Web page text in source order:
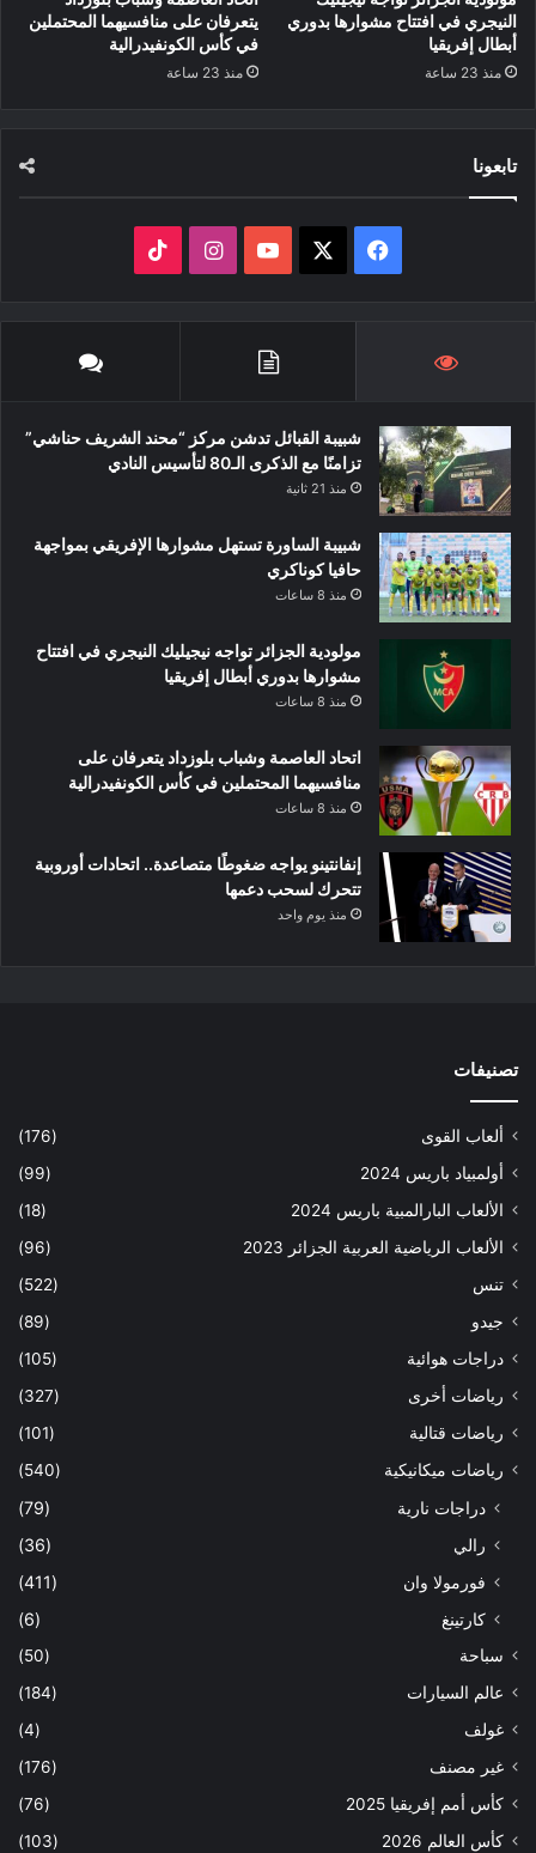
النيجري في افتتاح مشوارها بدوري
أبطال إفريقيا
منذ 23 ساعة
يتعرفان على منافسيهما المحتملين
في كأس الكونفيدرالية
منذ 23 ساعة
تابعونا
فيسبوك ‫YouTubeانستقرام
شبيبة القبائل تدشن مركز “محند الشريف حناشي”
تزامنًا مع الذكرى الـ80 لتأسيس النادي
منذ 21 ثانية
شبيبة الساورة تستهل مشوارها الإفريقي بمواجهة
حافيا كوناكري
منذ 8 ساعات
مولودية الجزائر تواجه نيجيليك النيجري في افتتاح
مشوارها بدوري أبطال إفريقيا
منذ 8 ساعات
اتحاد العاصمة وشباب بلوزداد يتعرفان على
منافسيهما المحتملين في كأس الكونفيدرالية
منذ 8 ساعات
إنفانتينو يواجه ضغوطًا متصاعدة.. اتحادات أوروبية
تتحرك لسحب دعمها
منذ يوم واحد
تصنيفات
ألعاب القوى
(176)
أولمبياد باريس 2024
(99)
الألعاب البارالمبية باريس 2024
(18)
الألعاب الرياضية العربية الجزائر 2023
(96)
تنس
(522)
جيدو
(89)
دراجات هوائية
(105)
رياضات أخرى
(327)
رياضات قتالية
(101)
رياضات ميكانيكية
(540)
دراجات نارية
(79)
رالي
(36)
فورمولا وان
(411)
كارتينغ
(6)
سباحة
(50)
عالم السيارات
(184)
غولف
(4)
غير مصنف
(176)
كأس أمم إفريقيا 2025
(76)
كأس العالم 2026
(103)